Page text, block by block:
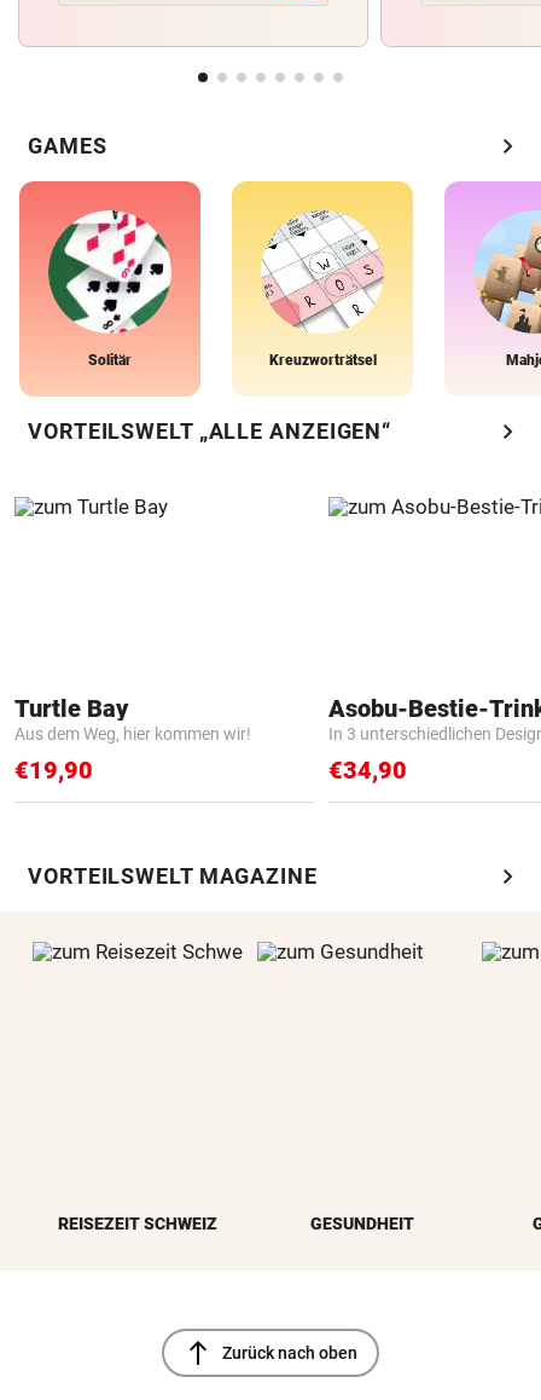
GAMES chevron_right
Solitär Kreuzworträtsel
VORTEILSWELT „ALLE ANZEIGEN“ chevron_right
Turtle Bay
Aus dem Weg, hier kommen wir!
€19,90
Asobu-Bestie-
In 3 unterschiedlichen
€34,90
VORTEILSWELT MAGAZINE chevron_right
REISEZEIT SCHWEIZ GESUNDHEIT
north Zurück nach oben